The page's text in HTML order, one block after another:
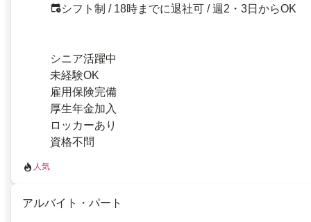
シフト制 / 18時までに退社可 / 週2・3日からOK
シニア活躍中
未経験OK
雇用保険完備
厚生年金加入
ロッカーあり
資格不問
人気
アルバイト・パート